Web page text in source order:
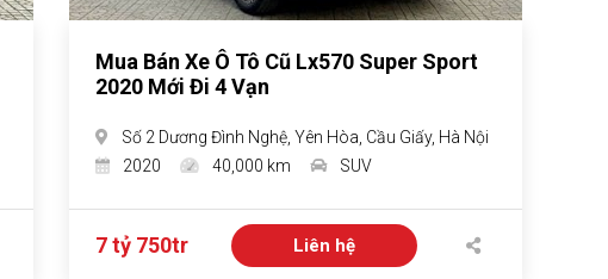
Mua Bán Xe Ô Tô Cũ Lx570 Super Sport
2020 Mới Đi 4 Vạn
Số 2 Dương Đình Nghệ, Yên Hòa, Cầu Giấy, Hà Nội
2020
40,000 km SUV
7 tỷ 750tr Liên hệ